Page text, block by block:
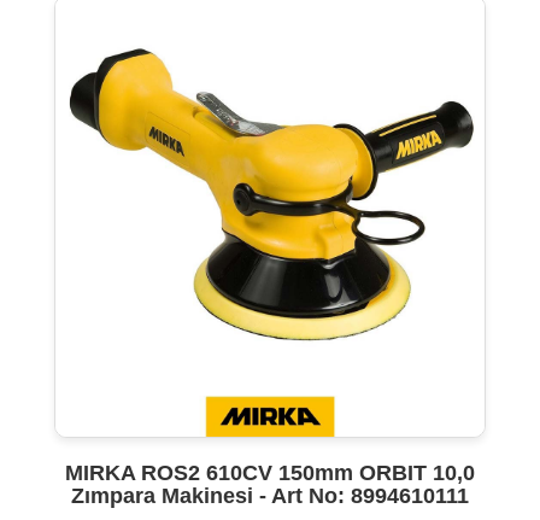
MIRKA ROS2 610CV 150mm ORBIT 10,0
Zımpara Makinesi - Art No: 8994610111